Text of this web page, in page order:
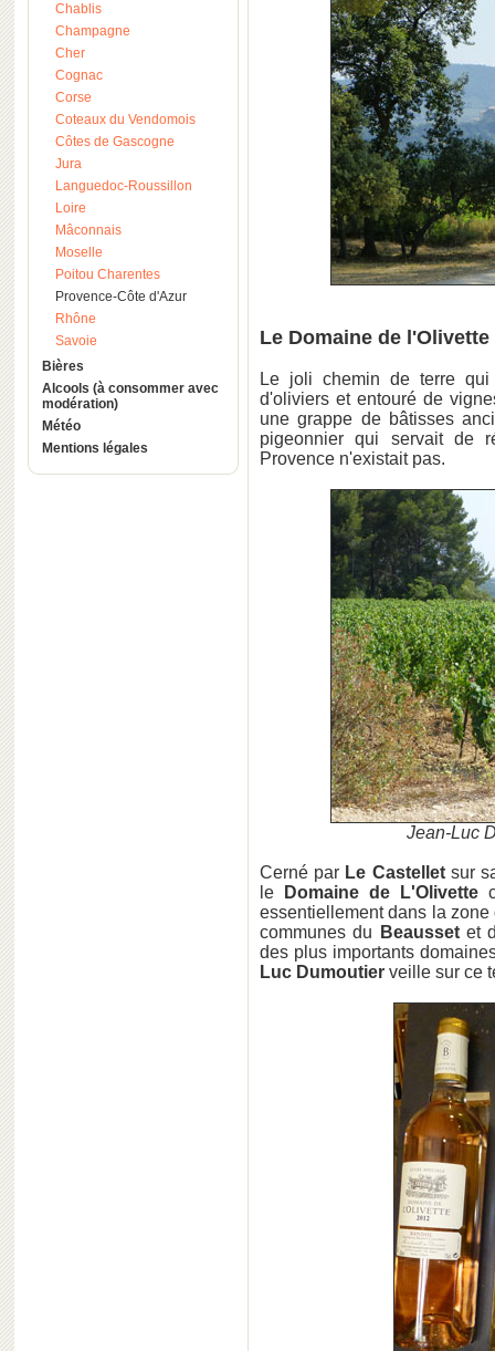
Chablis
Champagne
Cher
Cognac
Corse
Coteaux du Vendomois
Côtes de Gascogne
Jura
Languedoc-Roussillon
Loire
Mâconnais
Moselle
Poitou Charentes
Provence-Côte d'Azur
Rhône
Savoie
Bières
Alcools (à consommer avec
modération)
Météo
Mentions légales
Le Domaine de
Le joli chemin de terre
d'oliviers et entouré de
une grappe de bâtisses
pigeonnier qui servait de
Provence n'existait pas.
Jean-Luc
Cerné par Le Castelletsur
le
Domaine de L'Olivette
essentiellement dans la
communes du
Beaussetet
des plus importants
Luc Dumoutier veille sur ce